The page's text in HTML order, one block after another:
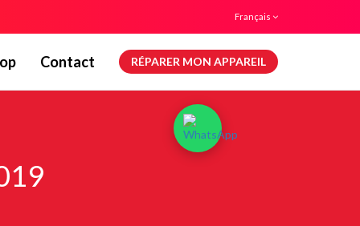
Français
Contact RÉPARER MON APPAREIL